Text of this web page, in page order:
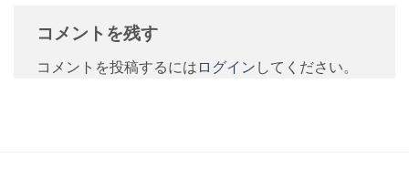
コメントを残す
コメントを投稿するには ログイン してください。